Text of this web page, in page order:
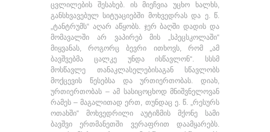
ცვლილების შესახებ. ის მიეჩვია უცხო ხალხს,
განსხვავებულ სიტუაციებში მოხვედრას და ე. წ.
„ტანტრუმს“ აღარ აწყობს. ჯერ ბაღში დადის და
მომავალში არ ვაპირებ მის „სპეცსკოლაში“
მიყვანას, როგორც ბევრი ითხოვს, რომ „ამ
ბავშვებმა ცალკე უნდა ისწავლონ“. სსსმ
მოსწავლე თანაკლასელებისაგან სწავლობს
მოქცევის წესებსა და ურთიერთობას. დიახ,
ურთიერთობას – ამ სასიცოცხოდ მნიშვნელოვან
რამეს – მაგალითად ერთ, თუნდაც ე. წ. „რესურს
ოთახში“ მოხვედრილი აუტიზმის მქონე სამი
ბავშვი ერთმანეთში ვერაფრით დაამყარებს.